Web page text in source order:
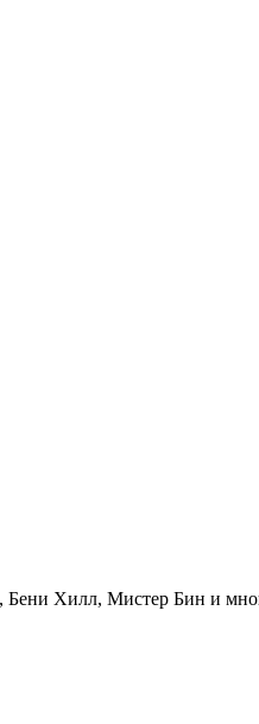
Бени Хилл, Мистер Бин и